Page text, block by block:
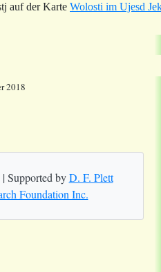
auf der Karte Wolosti im Ujesd
2018
Supported byD. F. Plett
Foundation Inc.